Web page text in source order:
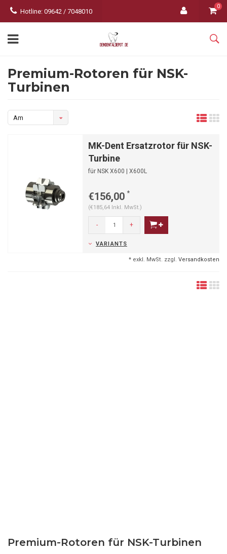
Hotline: 09642 / 7048010
0
Premium-Rotoren für NSK-
Turbinen
Am
MK-Dent Ersatzrotor für NSK-
Turbine
für NSK X600 | X600L
€156,00 *
(€185,64 Inkl. MwSt.)
- +
VARIANTS
* exkl. MwSt. zzgl. Versandkosten
Premium-Rotoren für NSK-Turbinen